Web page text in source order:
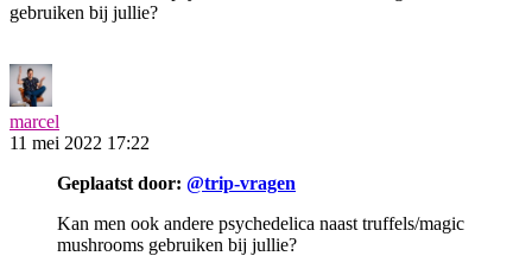
gebruiken bij jullie?
marcel
11 mei 2022 17:22
Geplaatst door: @trip-vragen
Kan men ook andere psychedelica naast truffels/magic
mushrooms gebruiken bij jullie?